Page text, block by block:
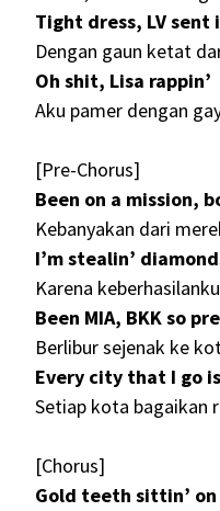
Tight dress, LV sent
Dengan gaun ketat
Oh shit, Lisa rappin’
Aku pamer dengan
[Pre-Chorus]
Been on a mission,
Kebanyakan dari
I’m stealin’
Karena
Been MIA, BKK so
Berlibur sejenak ke
Every city that I go
Setiap kota bagaikan
[Chorus]
Gold teeth sittin’